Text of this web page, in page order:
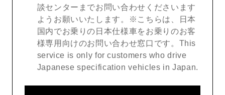
談センターまでお問い合わせくださいます
ようお願いいたします。※こちらは、日本
国内でお乗りの日本仕様車をお乗りのお客
様専用向けのお問い合わせ窓口です。This
service is only for customers who drive
Japanese specification vehicles in Japan.